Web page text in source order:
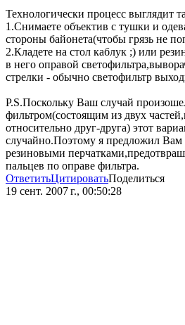
Технологически процесс выглядит
1.Снимаете объектив с тушки и
стороны байонета(чтобы грязь не
2.Кладете на стол каблук ;) или
в него оправой
стрелки - обычно светофильтр
P.S.Поскольку Ваш случай
фильтром(состоящим из двух
относительно друг-друга) этот
случайно.Поэтому я предложил Вам
резиновыми
пальцев по оправе фильтра.
ОтветитьЦитироватьПоделиться
19 сент. 2007 г., 00:50:28